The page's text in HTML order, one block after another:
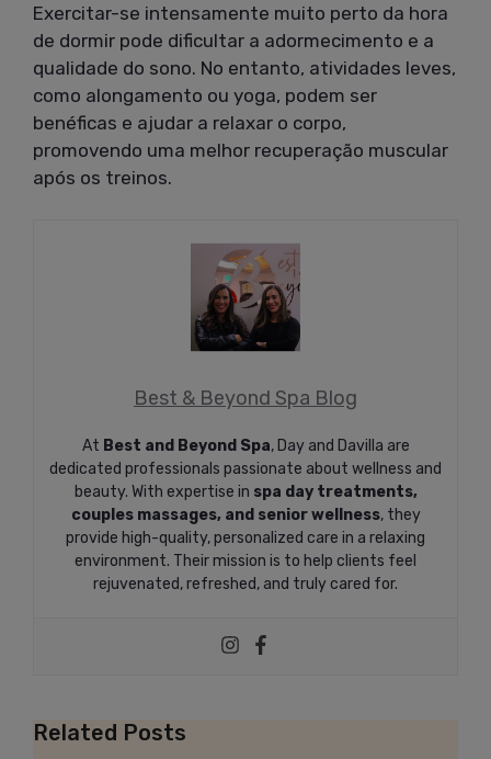
Exercitar-se intensamente muito perto da hora
de dormir pode dificultar a adormecimento e a
qualidade do sono. No entanto, atividades leves,
como alongamento ou yoga, podem ser
benéficas e ajudar a relaxar o corpo,
promovendo uma melhor recuperação muscular
após os treinos.
Best & Beyond Spa Blog
At Best and Beyond Spa, Day and Davilla are
dedicated professionals passionate about wellness and
beauty. With expertise in spa day treatments,
couples massages, and senior wellness, they
provide high-quality, personalized care in a relaxing
environment. Their mission is to help clients feel
rejuvenated, refreshed, and truly cared for.
Related Posts